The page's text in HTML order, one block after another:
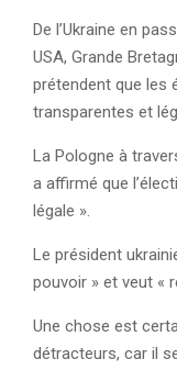
De l’Ukraine en
USA, Grande
prétendent que les
transparentes et
La Pologne à
a affirmé que
légale ».
Le président
pouvoir » et veut «
Une chose est
détracteurs, car il